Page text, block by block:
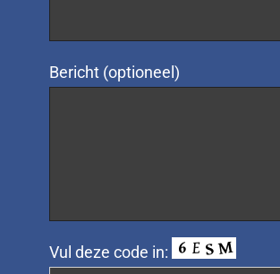
Bericht (optioneel)
Vul deze code in: